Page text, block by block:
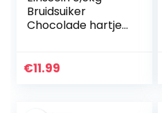
Bruidsuiker
Chocolade hartjes
mini chocolade
€11.99